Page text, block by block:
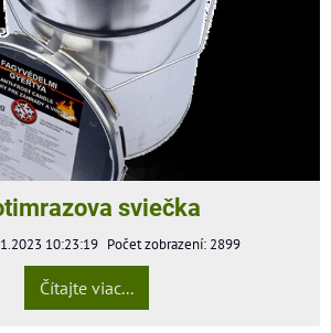
sviečka
10:23:19 Počet zobrazení: 2899
Čítajte viac...